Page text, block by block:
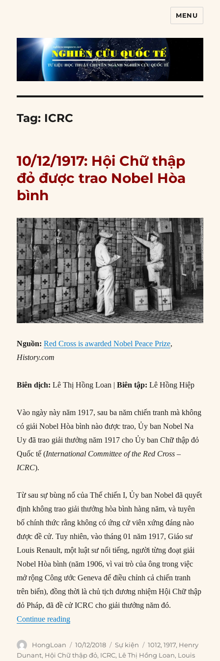
MENU
Tag: ICRC
10/12/1917: Hội Chữ thập
đỏ được trao Nobel Hòa
bình
Nguồn: Red Cross is awarded Nobel Peace Prize,
History.com
Biên dịch: Lê Thị Hồng Loan |Biên tập:Lê Hồng Hiệp
Vào ngày này năm 1917, sau ba năm chiến tranh mà không
có giải Nobel Hòa bình nào được trao, Ủy ban Nobel Na
Uy đã trao giải thưởng năm 1917 cho Ủy ban Chữ thập đỏ
Quốc tế (International Committee of the Red Cross –
ICRC).
Từ sau sự bùng nổ của Thế chiến I, Ủy ban Nobel đã quyết
định không trao giải thưởng hòa bình hàng năm, và tuyên
bố chính thức rằng không có ứng cử viên xứng đáng nào
được đề cử. Tuy nhiên, vào tháng 01 năm 1917, Giáo sư
Louis Renault, một luật sư nổi tiếng, người từng đoạt giải
Nobel Hòa bình (năm 1906, vì vai trò của ông trong việc
mở rộng Công ước Geneva để điều chỉnh cả chiến tranh
trên biển), đồng thời là chủ tịch đương nhiệm Hội Chữ thập
đỏ Pháp, đã đề cử ICRC cho giải thưởng năm đó.
Continue reading“10/12/1917: Hội Chữ thập đỏ được trao Nobel
Author
HongLoan
Posted
on
10/12/2018 Categories
Sự kiện Tags
1012,1917, Henry
Dunant, Hội Chữ thập đỏ, ICRC, Lê Thị Hồng Loan, Louis